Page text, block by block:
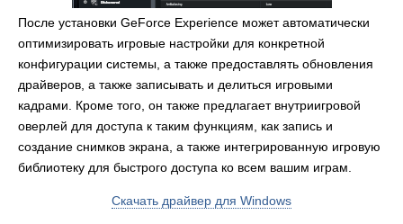
После установки GeForce Experience может автоматически
оптимизировать игровые настройки для конкретной
конфигурации системы, а также предоставлять обновления
драйверов, а также записывать и делиться игровыми
кадрами. Кроме того, он также предлагает внутриигровой
оверлей для доступа к таким функциям, как запись и
создание снимков экрана, а также интегрированную игровую
библиотеку для быстрого доступа ко всем вашим играм.
Скачать драйвер для Windows